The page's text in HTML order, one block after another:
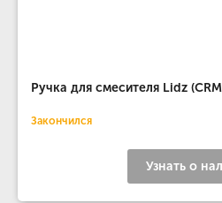
Ручка для смесителя Lidz
Закончился
Узнать о